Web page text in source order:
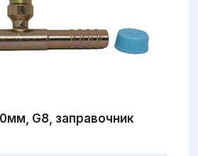
G8, заправочник